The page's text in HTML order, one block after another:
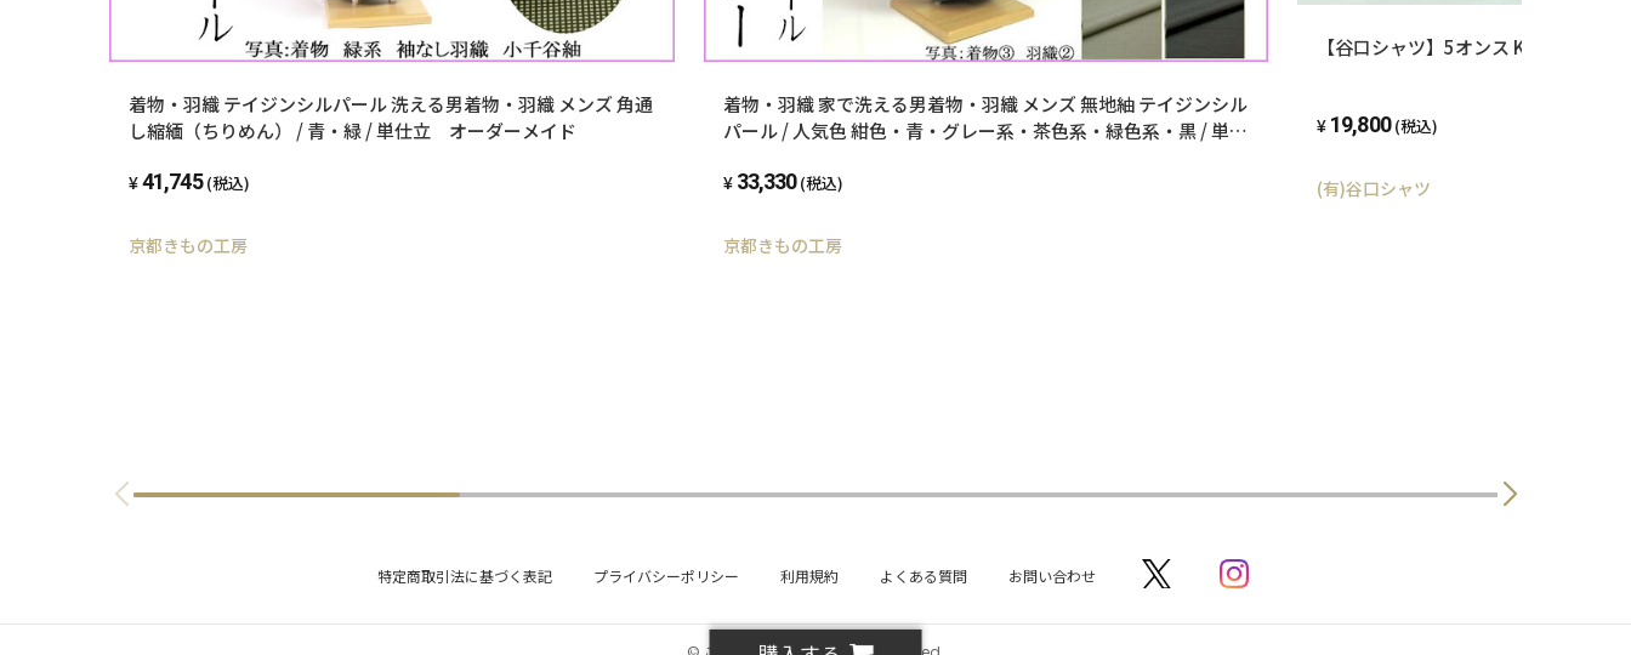
着物・羽織 テイジンシルパール 洗える男着物・羽織 メンズ 角通
し縮緬（ちりめん） / 青・緑 / 単仕立 オーダーメイド
41,745 (税込)
京都きもの工房
着物・羽織 家で洗える男着物・羽織 メンズ 無地紬 テイジンシル
パール / 人気色 紺色・青・グレー系・茶色系・緑色系・黒 / 単仕
33,330(税込)
京都きもの工房
【谷口シャツ】5オンス KAIHARAデ
19,800 (税込)
(有)谷口シャツ
特定商取引法に基づく表記 プライバシーポリシー 利用規約 よくある質問 お問い合わせ